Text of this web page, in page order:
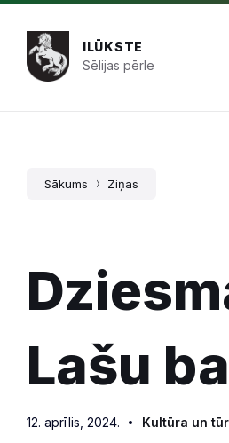
Pāriet
saturu
Skip
navigation
Skip
footer
ILŪKSTE
Sēlijas pērle
Sākums Ziņas
Lašu
12. aprīlis, 2024. Kultūra un